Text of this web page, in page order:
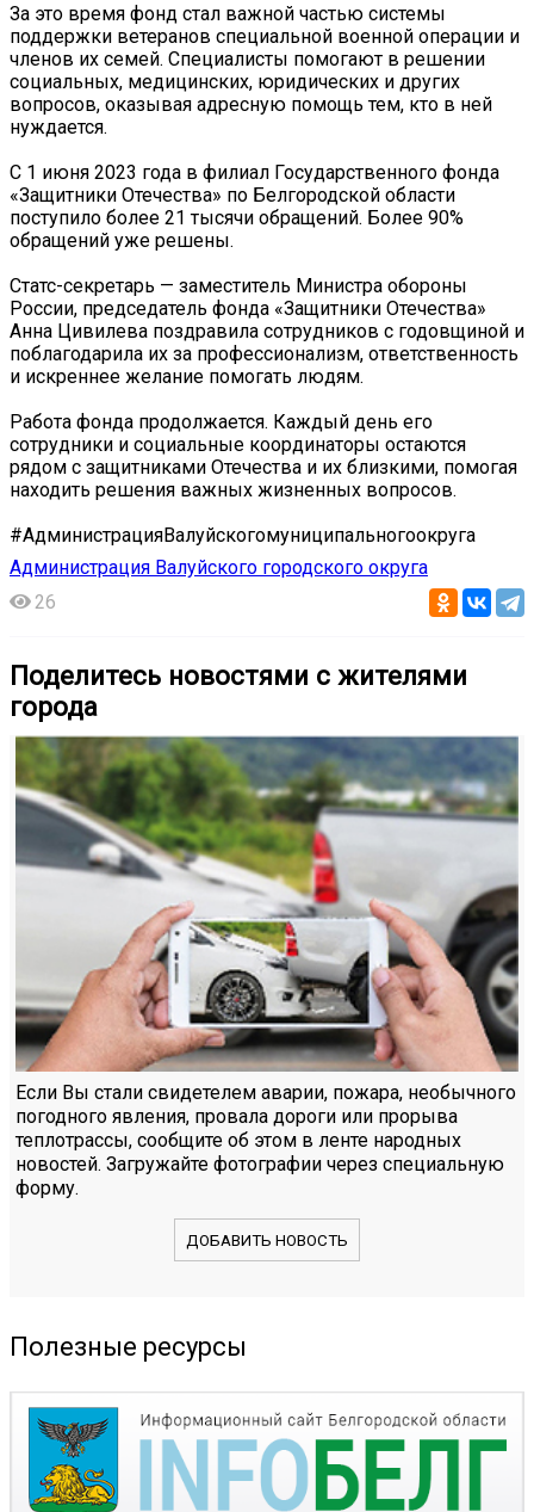
За это время фонд стал важной частью системы
поддержки ветеранов специальной военной операции и
членов их семей. Специалисты помогают в решении
социальных, медицинских, юридических и других
вопросов, оказывая адресную помощь тем, кто в ней
нуждается.
С 1 июня 2023 года в филиал Государственного фонда
«Защитники Отечества» по Белгородской области
поступило более 21 тысячи обращений. Более 90%
обращений уже решены.
Статс-секретарь — заместитель Министра обороны
России, председатель фонда «Защитники Отечества»
Анна Цивилева поздравила сотрудников с годовщиной и
поблагодарила их за профессионализм, ответственность
и искреннее желание помогать людям.
Работа фонда продолжается. Каждый день его
сотрудники и социальные координаторы остаются
рядом с защитниками Отечества и их близкими, помогая
находить решения важных жизненных вопросов.
#АдминистрацияВалуйскогомуниципальногоокруга
Администрация Валуйского городского округа
26
Поделитесь новостями с жителями
города
Если Вы стали свидетелем аварии, пожара, необычного
погодного явления, провала дороги или прорыва
теплотрассы, сообщите об этом в ленте народных
новостей. Загружайте фотографии через специальную
форму.
ДОБАВИТЬ НОВОСТЬ
Полезные ресурсы